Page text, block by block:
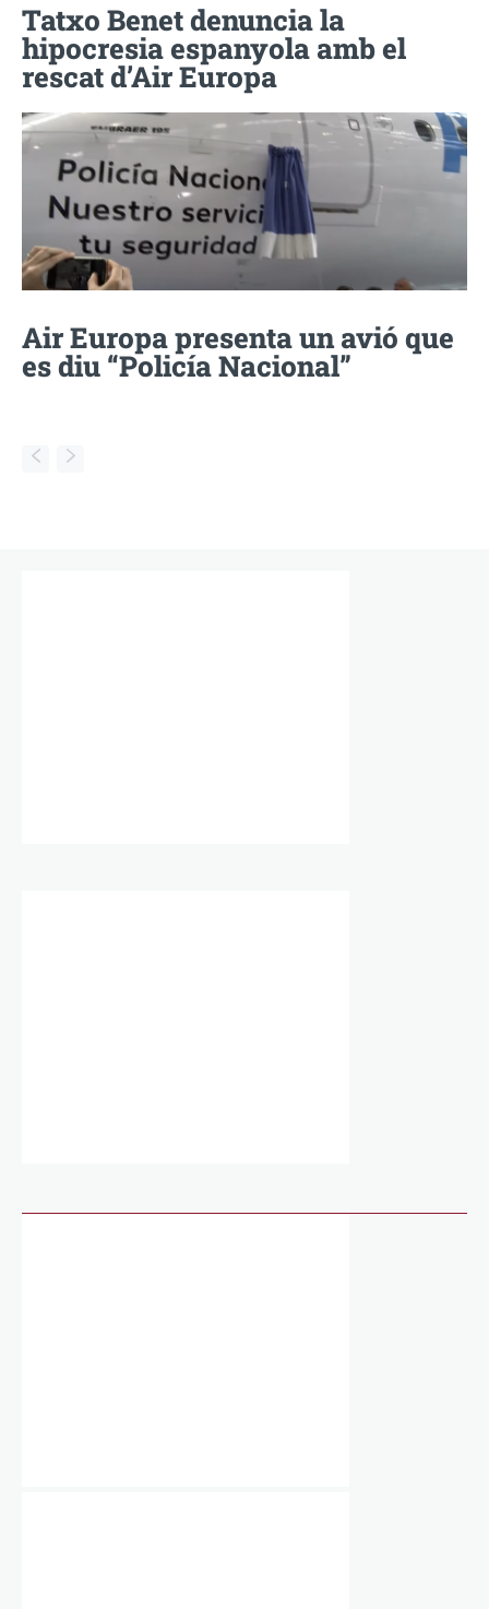
Tatxo Benet denuncia la
hipocresia espanyola amb el
rescat d’Air Europa
Air Europa presenta un avió que
es diu “Policía Nacional”